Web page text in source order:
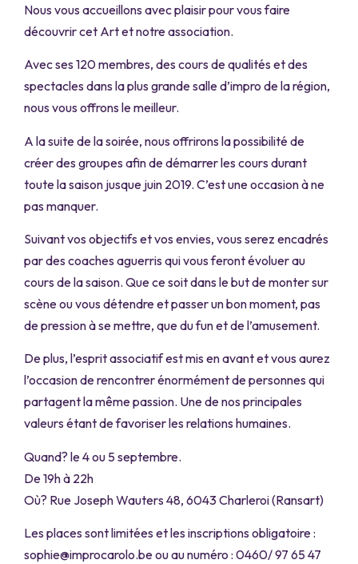
Nous vous accueillons avec plaisir pour vous faire
découvrir cet Art et notre association.
Avec ses 120 membres, des cours de qualités et des
spectacles dans la plus grande salle d’impro de la région,
nous vous offrons le meilleur.
A la suite de la soirée, nous offrirons la possibilité de
créer des groupes afin de démarrer les cours durant
toute la saison jusque juin 2019. C’est une occasion à ne
pas manquer.
Suivant vos objectifs et vos envies, vous serez encadrés
par des coaches aguerris qui vous feront évoluer au
cours de la saison. Que ce soit dans le but de monter sur
scène ou vous détendre et passer un bon moment, pas
de pression à se mettre, que du fun et de l’amusement.
De plus, l’esprit associatif est mis en avant et vous aurez
l’occasion de rencontrer énormément de personnes qui
partagent la même passion. Une de nos principales
valeurs étant de favoriser les relations humaines.
Quand? le 4 ou 5 septembre.
De 19h à 22h
Où? Rue Joseph Wauters 48, 6043 Charleroi (Ransart)
Les places sont limitées et les inscriptions obligatoire :
sophie@improcarolo.be ou au numéro : 0460/ 97 65 47